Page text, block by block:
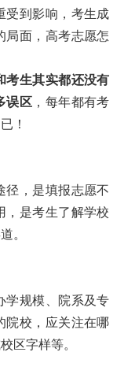
受到影响，考生成
局面，高考志愿怎
考生其实都还没有
误区 ，每年都有考
！
径，是填报志愿不
，是考生了解学校
。
学规模、院系及专
院校，应关注在哪
区字样等。